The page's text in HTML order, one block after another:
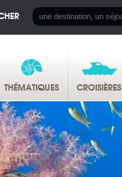
THÉMATIQUES CROISIÈRES